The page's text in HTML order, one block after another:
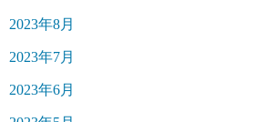
2023年8月
2023年7月
2023年6月